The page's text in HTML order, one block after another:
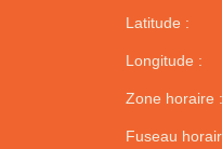
Latitude :
Longitude :
Zone horaire :
Fuseau